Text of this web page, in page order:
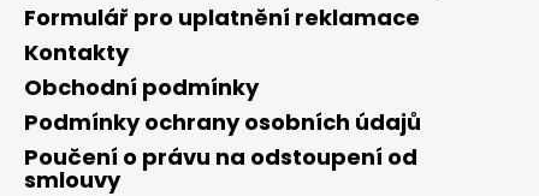
Formulář pro uplatnění reklamace
Kontakty
Obchodní podmínky
Podmínky ochrany osobních údajů
Poučení o právu na odstoupení od
smlouvy